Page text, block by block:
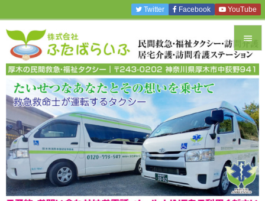


メニュ
サイド

前へ

次へ

検索
Twitter Facebook YouTube